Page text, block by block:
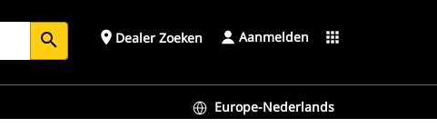
search place Dealer Zoeken Aanmelden apps
Europe-Nederlands